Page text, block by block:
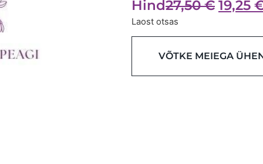
Hind27,50€ 19,25
Laost otsas
VÕTKE MEIEGA